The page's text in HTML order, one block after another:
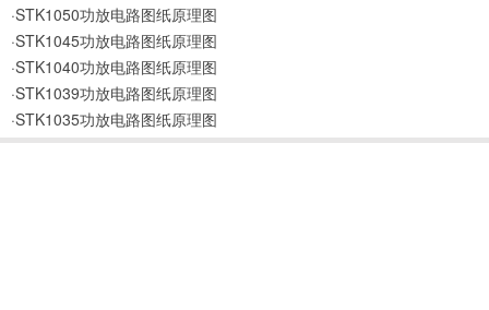
·STK1050功放电路图纸原理图
·STK1045功放电路图纸原理图
·STK1040功放电路图纸原理图
·STK1039功放电路图纸原理图
·STK1035功放电路图纸原理图